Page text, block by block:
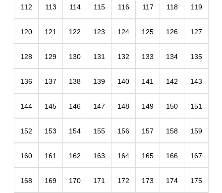
112 113 114 115 116 117 118 119
120 121 122 123 124 125 126 127
128 129 130 131 132 133 134 135
136 137 138 139 140 141 142 143
144 145 146 147 148 149 150 151
152 153 154 155 156 157 158 159
160 161 162 163 164 165 166 167
168 169 170 171 172 173 174 175